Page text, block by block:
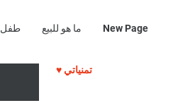
طفل ما هو للبيع New Page
♥ تمنياتي